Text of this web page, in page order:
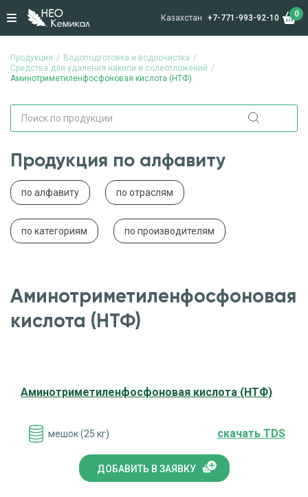
Казахстан +7-771-993-92-10 0
Продукция
Водоподготовка и водоочистка
Средства для удаления накипи и солеотложений
Аминотриметиленфосфоновая кислота (НТФ)
Продукция по алфавиту
по алфавиту по отраслям
по категориям по производителям
Аминотриметиленфосфоновая
кислота (НТФ)
Аминотриметиленфосфоновая кислота (НТФ)
мешок (25 кг) cкачать TDS
ДОБАВИТЬ В ЗАЯВКУ